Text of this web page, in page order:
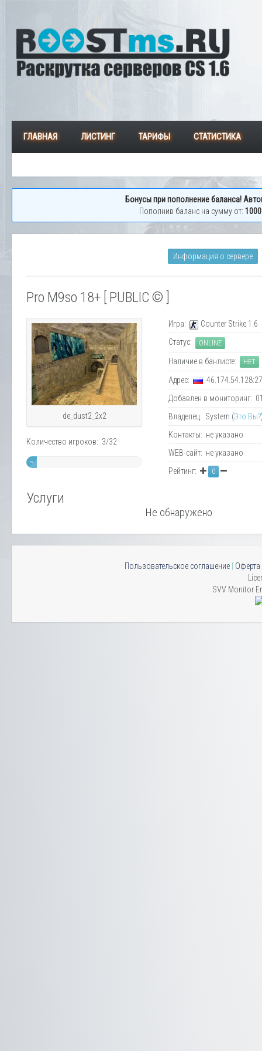
ГЛАВНАЯ ЛИСТИНГ ТАРИФЫ СТАТИСТИКА
Бонусы при пополнение баланса!
Пополнив баланс на сумму от:
Информация о сервере
Pro M9so 18+ [ PUBLIC © ]
de_dust2_2x2
Количество игроков: 3/32
~
Игра:
Counter Strike 1.6
Статус:
ONLINE
Наличие в банлисте: НЕТ
Адрес:
Добавлен в мониторинг:
Владелец: System (Это Вы?
Контакты: не указано
WEB-сайт: не указано
Рейтинг:
0
Услуги
Не обнаружено
Пользовательское соглашение
Оферта
SVV Monitor